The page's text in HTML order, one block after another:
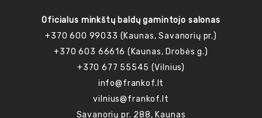
Oficialus minkštų baldų gamintojo salonas
+370 600 99033 (Kaunas, Savanorių pr.)
+370 603 66616 (Kaunas, Drobės g.)
+370 677 55545 (Vilnius)
info@frankof.lt
vilnius@frankof.lt
Savanorių pr. 288, Kaunas